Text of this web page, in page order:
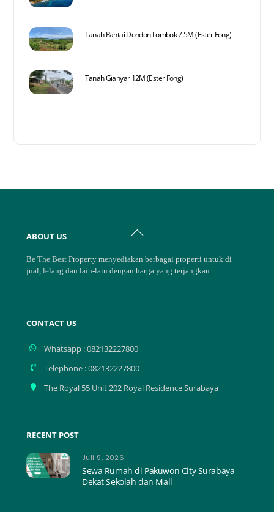
Tanah Pantai Dondon Lombok 7.5M (Ester Fong)
Tanah Gianyar 12M (Ester Fong)
Back
ABOUT US
Be The Best Property menyediakan berbagai properti untuk di
jual, lelang dan lain-lain dengan harga yang terjangkau.
CONTACT US
Whatsapp : 082132227800
Telephone : 082132227800
The Royal 55 Unit 202 Royal Residence Surabaya
RECENT POST
Juli 9, 2026
Sewa Rumah di Pakuwon City Surabaya
Dekat Sekolah dan Mall